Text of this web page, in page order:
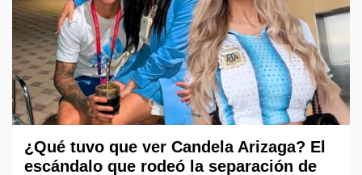
¿Qué tuvo que ver Candela Arizaga? El
escándalo que rodeó la separación de